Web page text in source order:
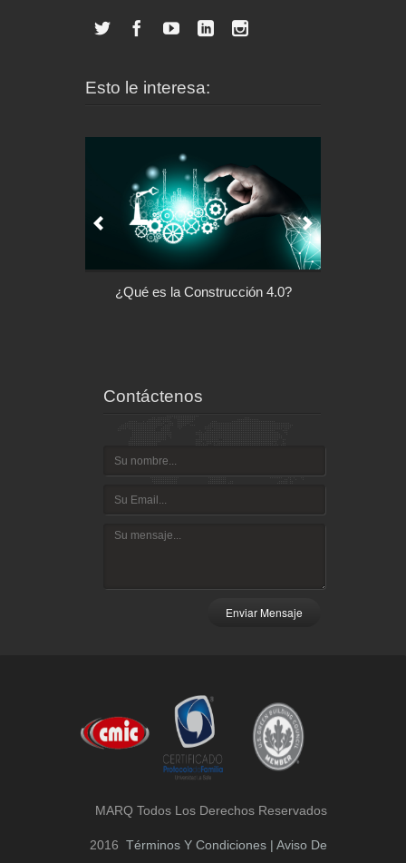
Esto le interesa:
Arquitectura con Responsabilidad
Contáctenos
Enviar Mensaje
MARQ Todos Los Derechos Reservados
2016 Términos Y Condiciones | Aviso De